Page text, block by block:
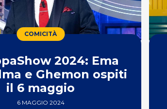
COMICITÀ
2024: Ema
e Ghemon ospiti
il 6 maggio
6 MAGGIO 2024